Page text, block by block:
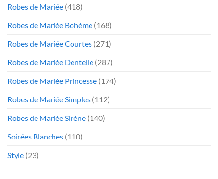
Robes de Mariée (418)
Robes de Mariée Bohème (168)
Robes de Mariée Courtes (271)
Robes de Mariée Dentelle (287)
Robes de Mariée Princesse (174)
Robes de Mariée Simples (112)
Robes de Mariée Sirène (140)
Soirées Blanches (110)
Style (23)